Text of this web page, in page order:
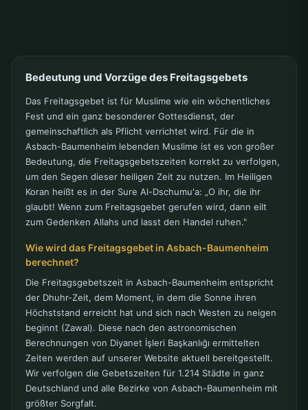
Bedeutung und Vorzüge des Freitagsgebets
Das Freitagsgebet ist für Muslime wie ein wöchentliches
Fest und ein ganz besonderer Gottesdienst, der
gemeinschaftlich als Pflicht verrichtet wird. Für die in
Asbach-Baumenheim lebenden Muslime ist es von großer
Bedeutung, die Freitagsgebetszeiten korrekt zu verfolgen,
um den Segen dieser heiligen Zeit zu nutzen. Im Heiligen
Koran heißt es in der Sure Al-Dschumu'a: „O ihr, die ihr
glaubt! Wenn zum Freitagsgebet gerufen wird, dann eilt
zum Gedenken Allahs und lasst den Handel ruhen."
Wie wird das Freitagsgebet in Asbach-Baumenheim
berechnet?
Die Freitagsgebetszeit in Asbach-Baumenheim entspricht
der Dhuhr-Zeit, dem Moment, in dem die Sonne ihren
Höchststand erreicht hat und sich nach Westen zu neigen
beginnt (Zawal). Diese nach den astronomischen
Berechnungen von Diyanet İşleri Başkanlığı ermittelten
Zeiten werden auf unserer Website aktuell bereitgestellt.
Wir verfolgen die Gebetszeiten für 1.214 Städte in ganz
Deutschland und alle Bezirke von Asbach-Baumenheim mit
größter Sorgfalt.